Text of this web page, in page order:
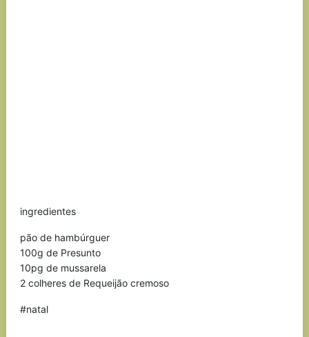
ingredientes
pão de hambúrguer
100g de Presunto
10pg de mussarela
2 colheres de Requeijão cremoso
#natal